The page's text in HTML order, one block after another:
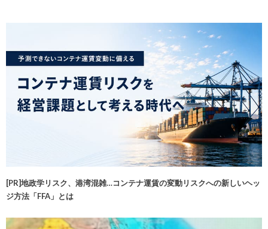
[PR]地政学リスク、港湾混雑…コンテナ運賃の変動リスクへの新しいヘッ
ジ方法「FFA」とは